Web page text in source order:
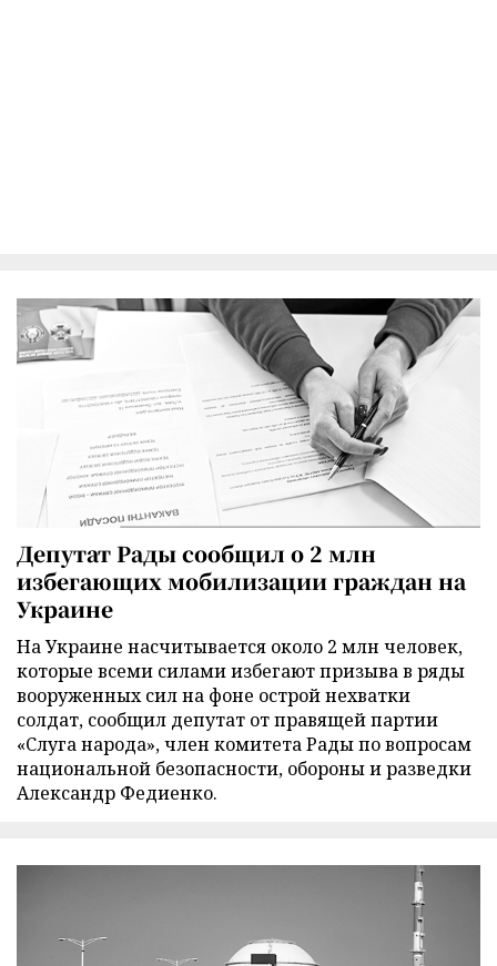
Депутат Рады сообщил о 2 млн
избегающих мобилизации граждан на
Украине
На Украине насчитывается около 2 млн человек,
которые всеми силами избегают призыва в ряды
вооруженных сил на фоне острой нехватки
солдат, сообщил депутат от правящей партии
«Слуга народа», член комитета Рады по вопросам
национальной безопасности, обороны и разведки
Александр Федиенко.